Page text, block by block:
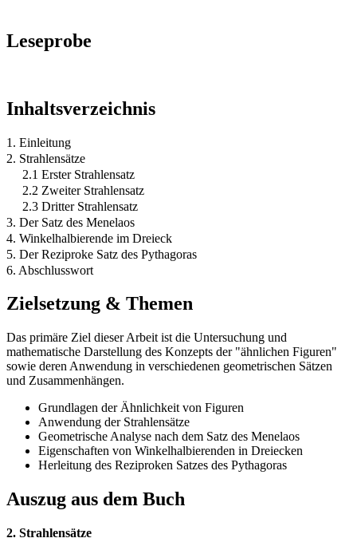
Leseprobe
Inhaltsverzeichnis
1. Einleitung
2. Strahlensätze
2.1 Erster Strahlensatz
2.2 Zweiter Strahlensatz
2.3 Dritter Strahlensatz
3. Der Satz des Menelaos
4. Winkelhalbierende im Dreieck
5. Der Reziproke Satz des Pythagoras
6. Abschlusswort
Zielsetzung & Themen
Das primäre Ziel dieser Arbeit ist die Untersuchung und
mathematische Darstellung des Konzepts der "ähnlichen Figuren"
sowie deren Anwendung in verschiedenen geometrischen Sätzen
und Zusammenhängen.
Grundlagen der Ähnlichkeit von Figuren
Anwendung der Strahlensätze
Geometrische Analyse nach dem Satz des Menelaos
Eigenschaften von Winkelhalbierenden in Dreiecken
Herleitung des Reziproken Satzes des Pythagoras
Auszug aus dem Buch
2. Strahlensätze